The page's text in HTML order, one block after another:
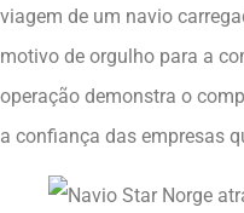
viagem de um navio
motivo de orgulho para a
operação demonstra o
a confiança das empresas